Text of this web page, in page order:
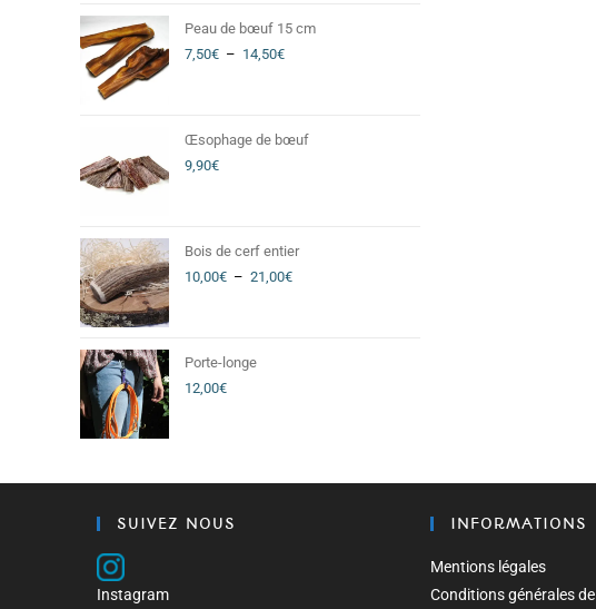
Peau de bœuf 15 cm
7,50€ – 14,50€
Œsophage de bœuf
9,90€
Bois de cerf entier
10,00€ – 21,00€
Porte-longe
12,00€
SUIVEZ NOUS
Instagram
INFORMATIONS
Mentions légales
Conditions générales